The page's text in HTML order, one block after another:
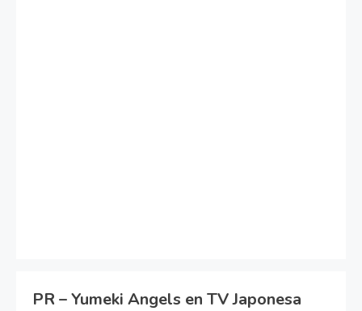
PR – Yumeki Angels en TV Japonesa